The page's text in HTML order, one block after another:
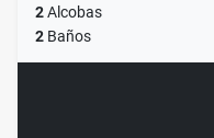
2Alcobas
2 Baños